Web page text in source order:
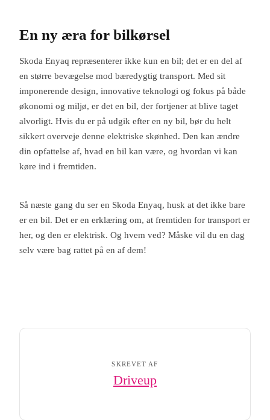
En ny æra for bilkørsel
Skoda Enyaq repræsenterer ikke kun en bil; det er en del af
en større bevægelse mod bæredygtig transport. Med sit
imponerende design, innovative teknologi og fokus på både
økonomi og miljø, er det en bil, der fortjener at blive taget
alvorligt. Hvis du er på udgik efter en ny bil, bør du helt
sikkert overveje denne elektriske skønhed. Den kan ændre
din opfattelse af, hvad en bil kan være, og hvordan vi kan
køre ind i fremtiden.
Så næste gang du ser en Skoda Enyaq, husk at det ikke bare
er en bil. Det er en erklæring om, at fremtiden for transport er
her, og den er elektrisk. Og hvem ved? Måske vil du en dag
selv være bag rattet på en af dem!
SKREVET AF
Driveup